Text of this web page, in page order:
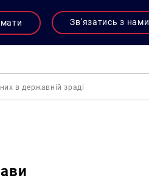
Зв'язатись з нами
в державній зраді